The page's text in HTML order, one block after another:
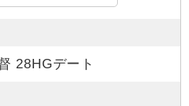
28HGデート